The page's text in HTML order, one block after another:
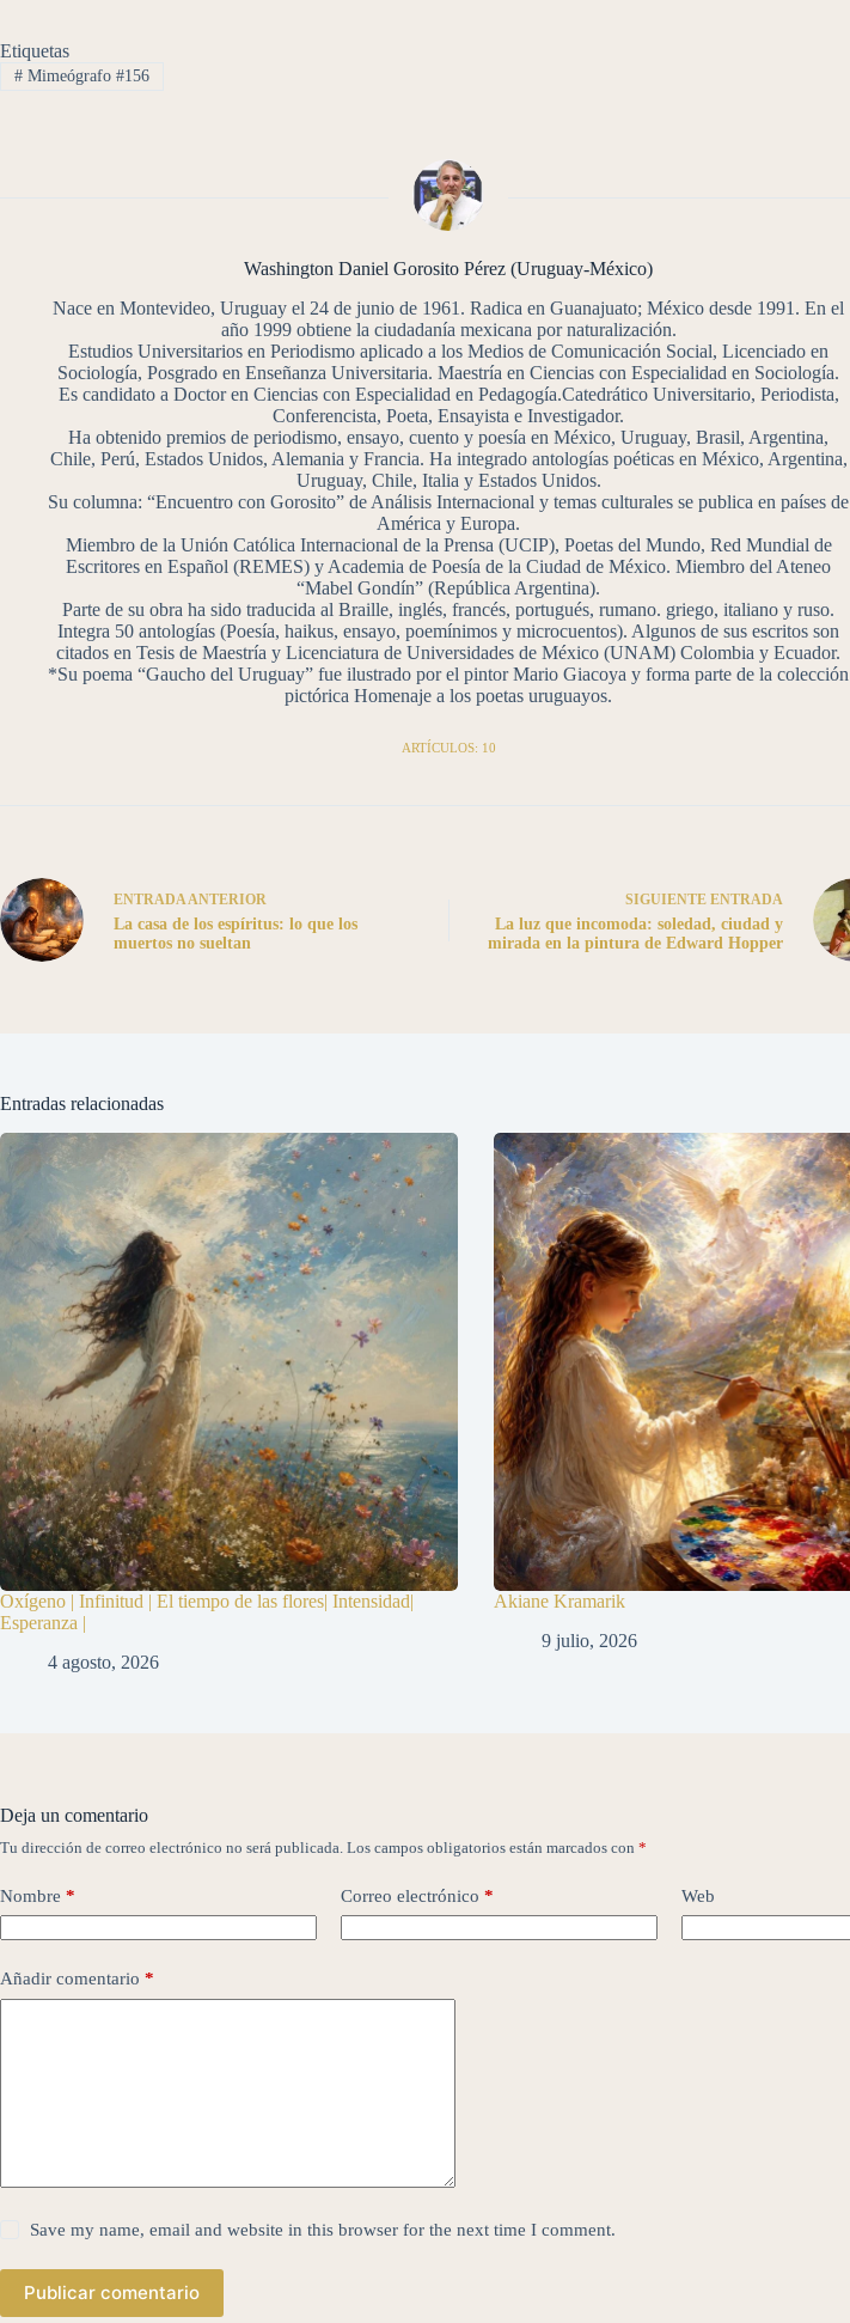
Etiquetas
#Mimeógrafo #156
Washington Daniel Gorosito Pérez (Uruguay-México)
Nace en Montevideo, Uruguay el 24 de junio de 1961. Radica en Guanajuato; México desde 1991. En el
año 1999 obtiene la ciudadanía mexicana por naturalización.
Estudios Universitarios en Periodismo aplicado a los Medios de Comunicación Social, Licenciado en
Sociología, Posgrado en Enseñanza Universitaria. Maestría en Ciencias con Especialidad en Sociología.
Es candidato a Doctor en Ciencias con Especialidad en Pedagogía.Catedrático Universitario, Periodista,
Conferencista, Poeta, Ensayista e Investigador.
Ha obtenido premios de periodismo, ensayo, cuento y poesía en México, Uruguay, Brasil, Argentina,
Chile, Perú, Estados Unidos, Alemania y Francia. Ha integrado antologías poéticas en México, Argentina,
Uruguay, Chile, Italia y Estados Unidos.
Su columna: “Encuentro con Gorosito” de Análisis Internacional y temas culturales se publica en países de
América y Europa.
Miembro de la Unión Católica Internacional de la Prensa (UCIP), Poetas del Mundo, Red Mundial de
Escritores en Español (REMES) y Academia de Poesía de la Ciudad de México. Miembro del Ateneo
“Mabel Gondín” (República Argentina).
Parte de su obra ha sido traducida al Braille, inglés, francés, portugués, rumano. griego, italiano y ruso.
Integra 50 antologías (Poesía, haikus, ensayo, poemínimos y microcuentos). Algunos de sus escritos son
citados en Tesis de Maestría y Licenciatura de Universidades de México (UNAM) Colombia y Ecuador.
*Su poema “Gaucho del Uruguay” fue ilustrado por el pintor Mario Giacoya y forma parte de la colección
pictórica Homenaje a los poetas uruguayos.
ARTÍCULOS: 10
ENTRADA ANTERIOR
La casa de los espíritus: lo que los
muertos no sueltan
SIGUIENTE ENTRADA
La luz que incomoda: soledad, ciudad y
mirada en la pintura de Edward Hopper
Entradas relacionadas
Oxígeno | Infinitud | El tiempo de las flores| Intensidad|
Esperanza |
4 agosto, 2026
Akiane Kramarik
9 julio, 2026
Deja un comentario
Tu dirección de correo electrónico no será publicada. Los campos obligatorios están marcados con *
Nombre * Correo electrónico * Web
Añadir comentario *
Save my name, email and website in this browser for the next time I comment.
Publicar comentario